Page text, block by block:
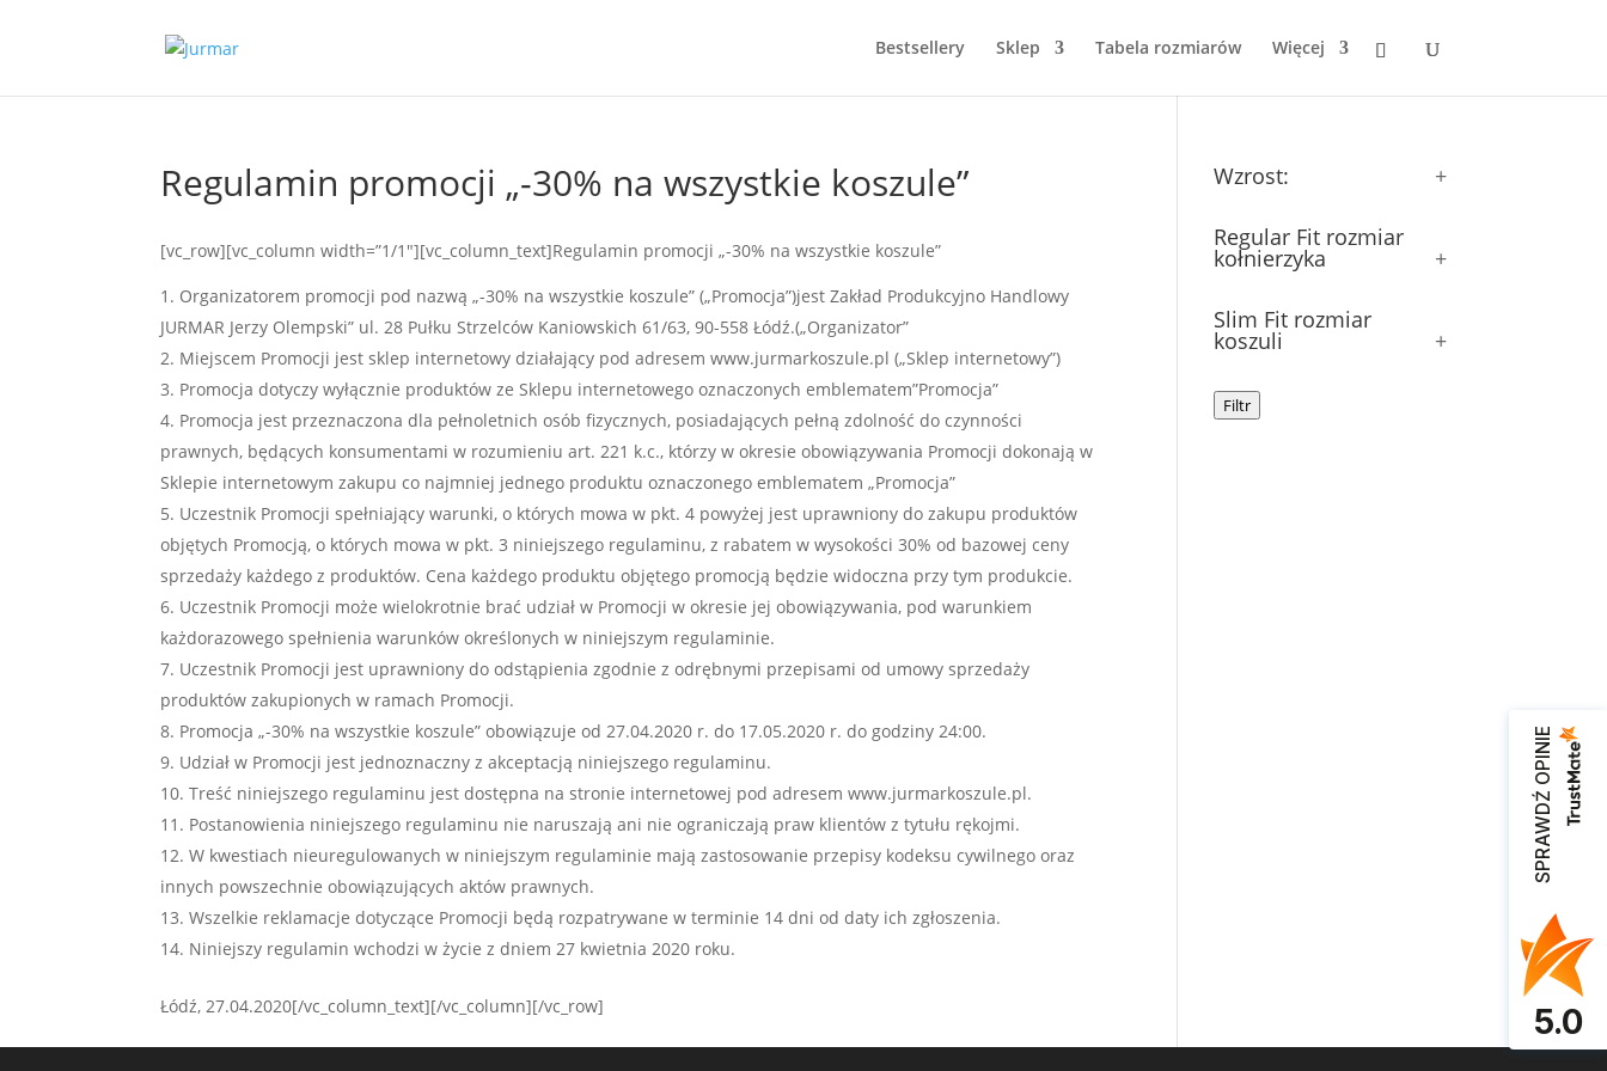
Bestsellery Sklep Tabela rozmiarów Więcej
Regulamin promocji „-30% na wszystkie koszule”
[vc_row][vc_column width=”1/1″][vc_column_text]Regulamin promocji „-30% na wszystkie koszule”
Organizatorem promocji pod nazwą „-30% na wszystkie koszule” („Promocja”)jest Zakład Produkcyjno Handlowy
JURMAR Jerzy Olempski” ul. 28 Pułku Strzelców Kaniowskich 61/63, 90-558 Łódź.(„Organizator”
Miejscem Promocji jest sklep internetowy działający pod adresem www.jurmarkoszule.pl („Sklep internetowy”)
Promocja dotyczy wyłącznie produktów ze Sklepu internetowego oznaczonych emblematem”Promocja”
Promocja jest przeznaczona dla pełnoletnich osób fizycznych, posiadających pełną zdolność do czynności
prawnych, będących konsumentami w rozumieniu art. 221 k.c., którzy w okresie obowiązywania Promocji dokonają w
Sklepie internetowym zakupu co najmniej jednego produktu oznaczonego emblematem „Promocja”
Uczestnik Promocji spełniający warunki, o których mowa w pkt. 4 powyżej jest uprawniony do zakupu produktów
objętych Promocją, o których mowa w pkt. 3 niniejszego regulaminu, z rabatem w wysokości 30% od bazowej ceny
sprzedaży każdego z produktów. Cena każdego produktu objętego promocją będzie widoczna przy tym produkcie.
Uczestnik Promocji może wielokrotnie brać udział w Promocji w okresie jej obowiązywania, pod warunkiem
każdorazowego spełnienia warunków określonych w niniejszym regulaminie.
Uczestnik Promocji jest uprawniony do odstąpienia zgodnie z odrębnymi przepisami od umowy sprzedaży
produktów zakupionych w ramach Promocji.
Promocja „-30% na wszystkie koszule” obowiązuje od 27.04.2020 r. do 17.05.2020 r. do godziny 24:00.
Udział w Promocji jest jednoznaczny z akceptacją niniejszego regulaminu.
Treść niniejszego regulaminu jest dostępna na stronie internetowej pod adresem www.jurmarkoszule.pl.
Postanowienia niniejszego regulaminu nie naruszają ani nie ograniczają praw klientów z tytułu rękojmi.
W kwestiach nieuregulowanych w niniejszym regulaminie mają zastosowanie przepisy kodeksu cywilnego oraz
innych powszechnie obowiązujących aktów prawnych.
Wszelkie reklamacje dotyczące Promocji będą rozpatrywane w terminie 14 dni od daty ich zgłoszenia.
Niniejszy regulamin wchodzi w życie z dniem 27 kwietnia 2020 roku.
Łódź, 27.04.2020[/vc_column_text][/vc_column][/vc_row]
Wzrost: +
Regular Fit rozmiar
kołnierzyka +
Slim Fit rozmiar
koszuli +
Filtr
SPRAWDŹ OPINIE
5.0